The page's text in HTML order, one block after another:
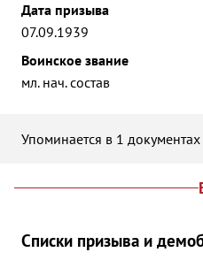
Дата призыва
07.09.1939
Воинское звание
мл. нач. состав
Упоминается в 1 документах
Списки призыва и